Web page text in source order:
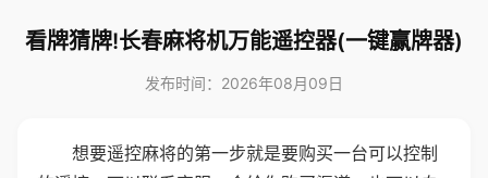
看牌猜牌!长春麻将机万能遥控器(一键赢牌器)
发布时间：2026年08月09日
想要遥控麻将的第一步就是要购买一台可以控制